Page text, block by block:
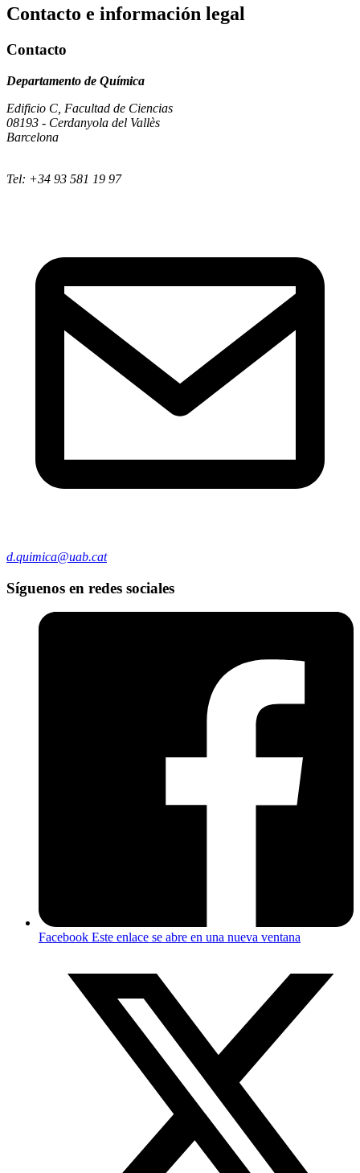
Contacto e información legal
Contacto
Departamento de Química
Edificio C, Facultad de Ciencias
08193 - Cerdanyola del Vallès
Barcelona
Tel: +34 93 581 19 97
d.quimica@uab.cat
Síguenos en redes sociales
Facebook Este enlace se abre en una nueva ventana